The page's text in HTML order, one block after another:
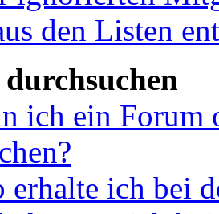
den Listen
ich ein Forum
erhalte ich bei